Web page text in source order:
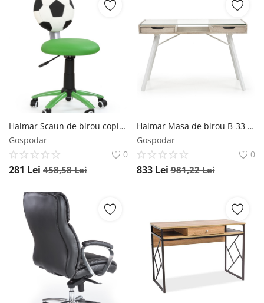
Halmar Scaun de birou copii Gol verde
Gospodar
0
281 Lei 458,58Lei
Halmar Masa de birou B-33 – H120 cm
Gospodar
0
833 Lei 981,22Lei